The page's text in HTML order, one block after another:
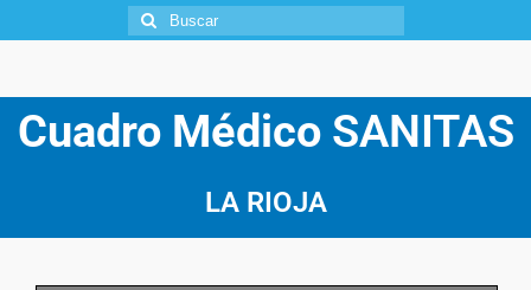
Cuadro Médico SANITAS
LA RIOJA